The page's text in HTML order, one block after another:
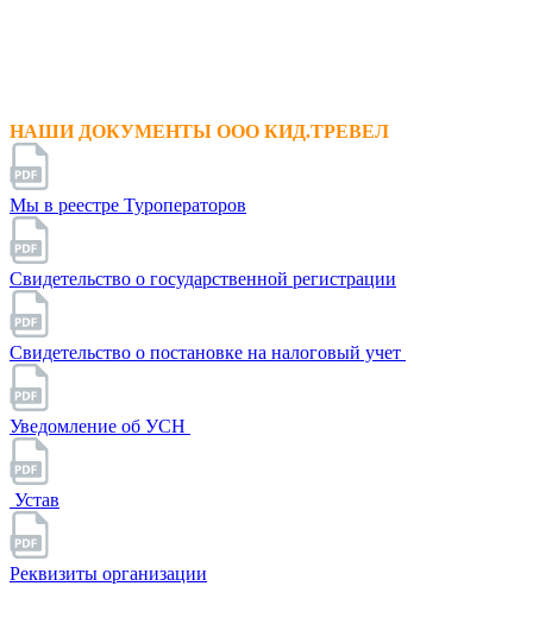
НАШИ ДОКУМЕНТЫ ООО КИД.ТРЕВЕЛ
Мы в реестре Туроператоров
Свидетельство о государственной регистрации
Свидетельство о постановке на налоговый учет
Уведомление об УСН
Устав
Реквизиты организации